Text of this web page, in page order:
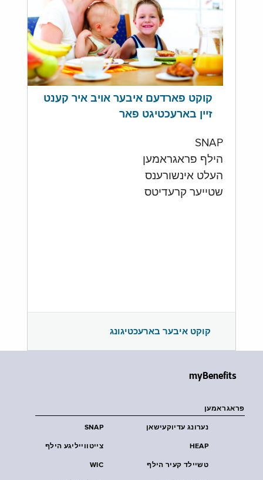
קוקט פארדעם איבער אויב איר קענט
זיין בארעכטיגט פאר
SNAP
הילף פראגראמען
העלט אינשורענס
שטייער קרעדיטס
קוקט איבער בארעכטיגונג
myBenefits
פראגראמען
SNAP נערונג עדיוקעישאן
צייטווייליגע הילף HEAP
WIC טשיילד קעיר הילף